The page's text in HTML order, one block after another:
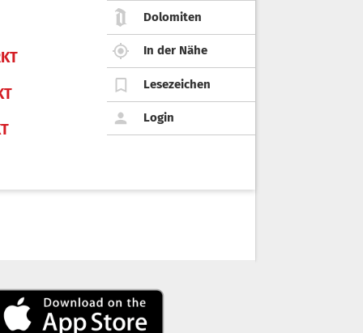
Dolomiten
In der Nähe
Lesezeichen
Login